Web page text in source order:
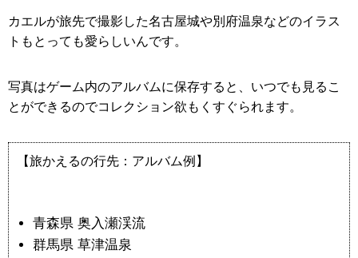
カエルが旅先で撮影した名古屋城や別府温泉などのイラス
トもとっても愛らしいんです。
写真はゲーム内のアルバムに保存すると、いつでも見るこ
とができるのでコレクション欲もくすぐられます。
【旅かえるの行先：アルバム例】
青森県 奥入瀬渓流
群馬県 草津温泉